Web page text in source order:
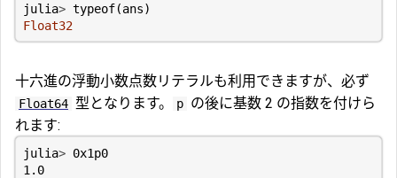
julia> typeof(ans)
Float32
十六進の浮動小数点数リテラルも利用できますが、必ず
Float64 型となります。 p の後に基数 2 の指数を付けら
れます:
julia> 0x1p0
1.0